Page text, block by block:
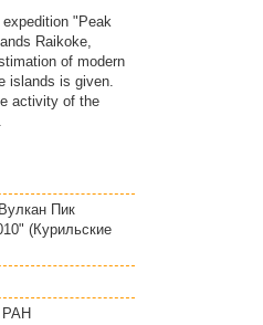
"Peak
Raikoke,
of modern
islands is given.
activity of the
Пик
(Курильские
РАН